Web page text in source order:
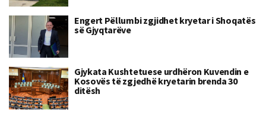
Engert Pëllumbi zgjidhet kryetar i Shoqatës
së Gjyqtarëve
Gjykata Kushtetuese urdhëron Kuvendin e
Kosovës të zgjedhë kryetarin brenda 30
ditësh